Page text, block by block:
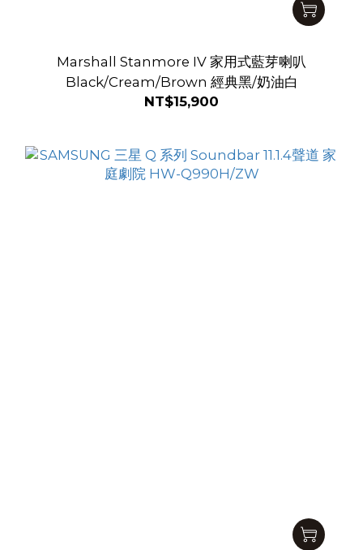
Marshall Stanmore IV 家用式藍芽喇叭
Black/Cream/Brown 經典黑/奶油白
NT$15,900